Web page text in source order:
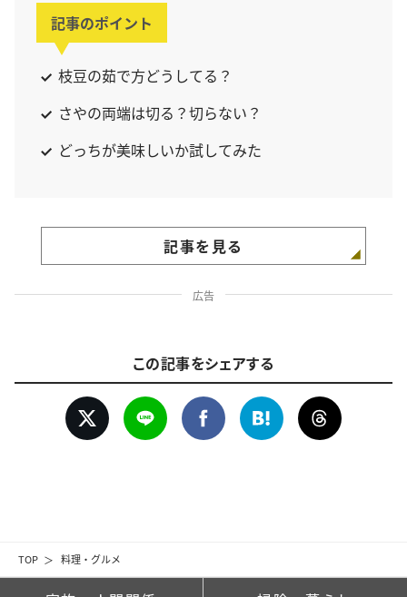
TOP 料理・グルメ
記事のポイント
枝豆の茹で方どうしてる？
さやの両端は切る？切らない？
どっちが美味しいか試してみた
記事を見る
広告
この記事をシェアする